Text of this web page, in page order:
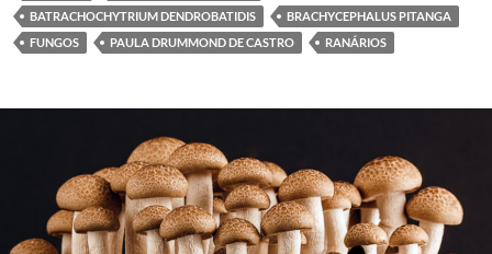
BATRACHOCHYTRIUM DENDROBATIDIS
BRACHYCEPHALUS PITANGA
FUNGOS
PAULA DRUMMOND DE CASTRO RANÁRIOS